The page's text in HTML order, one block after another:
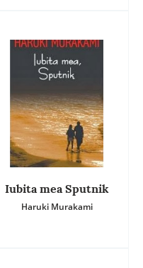
Iubita mea Sputnik
Haruki Murakami